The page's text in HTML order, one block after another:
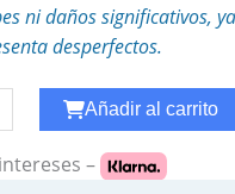
ni daños significativos,
desperfectos.
Añadir al carrito
–